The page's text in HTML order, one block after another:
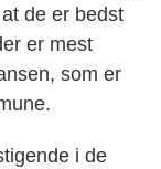
de er bedst
er mest
som er
i de